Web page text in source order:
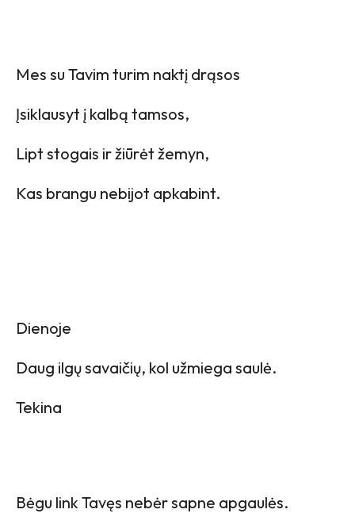
Mes su Tavim turim naktį drąsos
Įsiklausyt į kalbą tamsos,
Lipt stogais ir žiūrėt žemyn,
Kas brangu nebijot apkabint.
Dienoje
Daug ilgų savaičių, kol užmiega saulė.
Tekina
Bėgu link Tavęs nebėr sapne apgaulės.